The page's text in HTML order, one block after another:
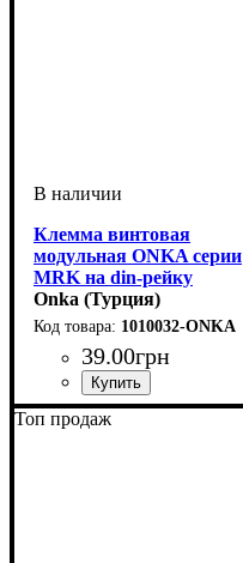
Клемма винтовая
модульная ONKA серии
MRK на din-рейку
сечение 6мм2, 41 A, 753
В
Onka (Турция)
1010032-ONKA
39.00грн
Устройство: винтовая
Сечение: 6
Номинальный ток, А: 41
Количество полюсов: 1
Напряжение, В: 750
Серия: MRK
Топ продаж